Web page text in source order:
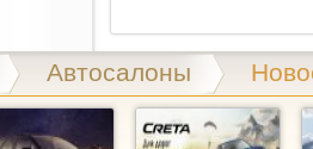
Автосалоны